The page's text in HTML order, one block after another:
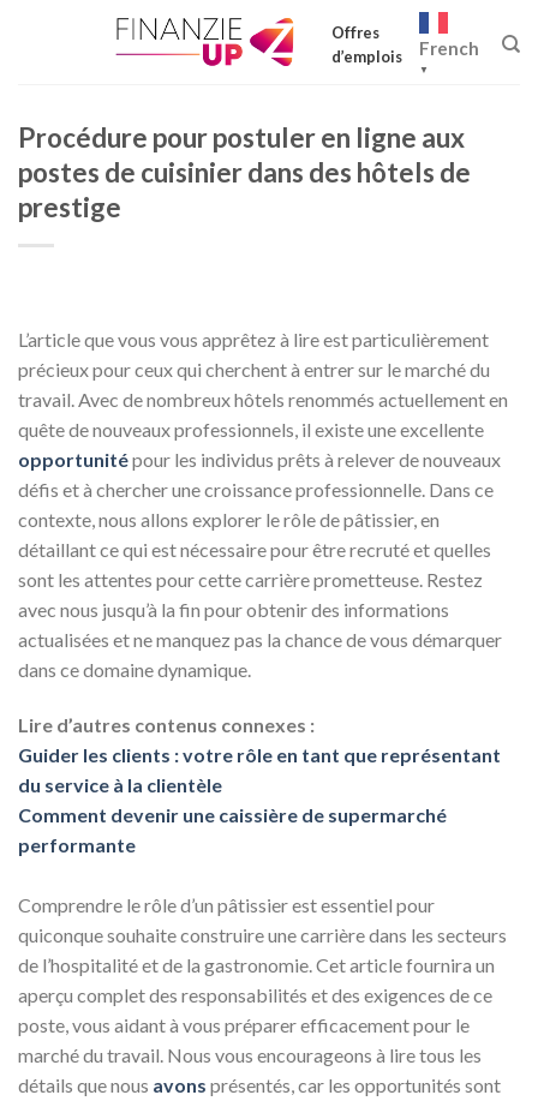
Offres
d’emplois
French
▼
Procédure pour postuler en ligne aux
postes de cuisinier dans des hôtels de
prestige
L’article que vous vous apprêtez à lire est particulièrement
précieux pour ceux qui cherchent à entrer sur le marché du
travail. Avec de nombreux hôtels renommés actuellement en
quête de nouveaux professionnels, il existe une excellente
opportunitépour les individus prêts à relever de nouveaux
défis et à chercher une croissance professionnelle. Dans ce
contexte, nous allons explorer le rôle de pâtissier, en
détaillant ce qui est nécessaire pour être recruté et quelles
sont les attentes pour cette carrière prometteuse. Restez
avec nous jusqu’à la fin pour obtenir des informations
actualisées et ne manquez pas la chance de vous démarquer
dans ce domaine dynamique.
Lire d’autres contenus connexes :
Guider les clients : votre rôle en tant que représentant
du service à la clientèle
Comment devenir une caissière de supermarché
performante
Comprendre le rôle d’un pâtissier est essentiel pour
quiconque souhaite construire une carrière dans les secteurs
de l’hospitalité et de la gastronomie. Cet article fournira un
aperçu complet des responsabilités et des exigences de ce
poste, vous aidant à vous préparer efficacement pour le
marché du travail. Nous vous encourageons à lire tous les
détails que nous avons présentés, car les opportunités sont